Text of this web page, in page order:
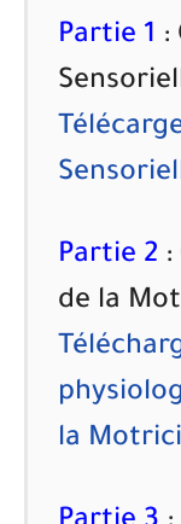
Partie 1 :
Partie 2 :
de la
la